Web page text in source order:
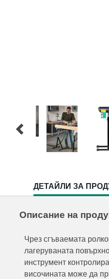
CURRENT
TAB:
ДЕТАЙЛИ ЗА
Описание на
Чрез сгъваемата
лагеруваната
инструмент
височината може да